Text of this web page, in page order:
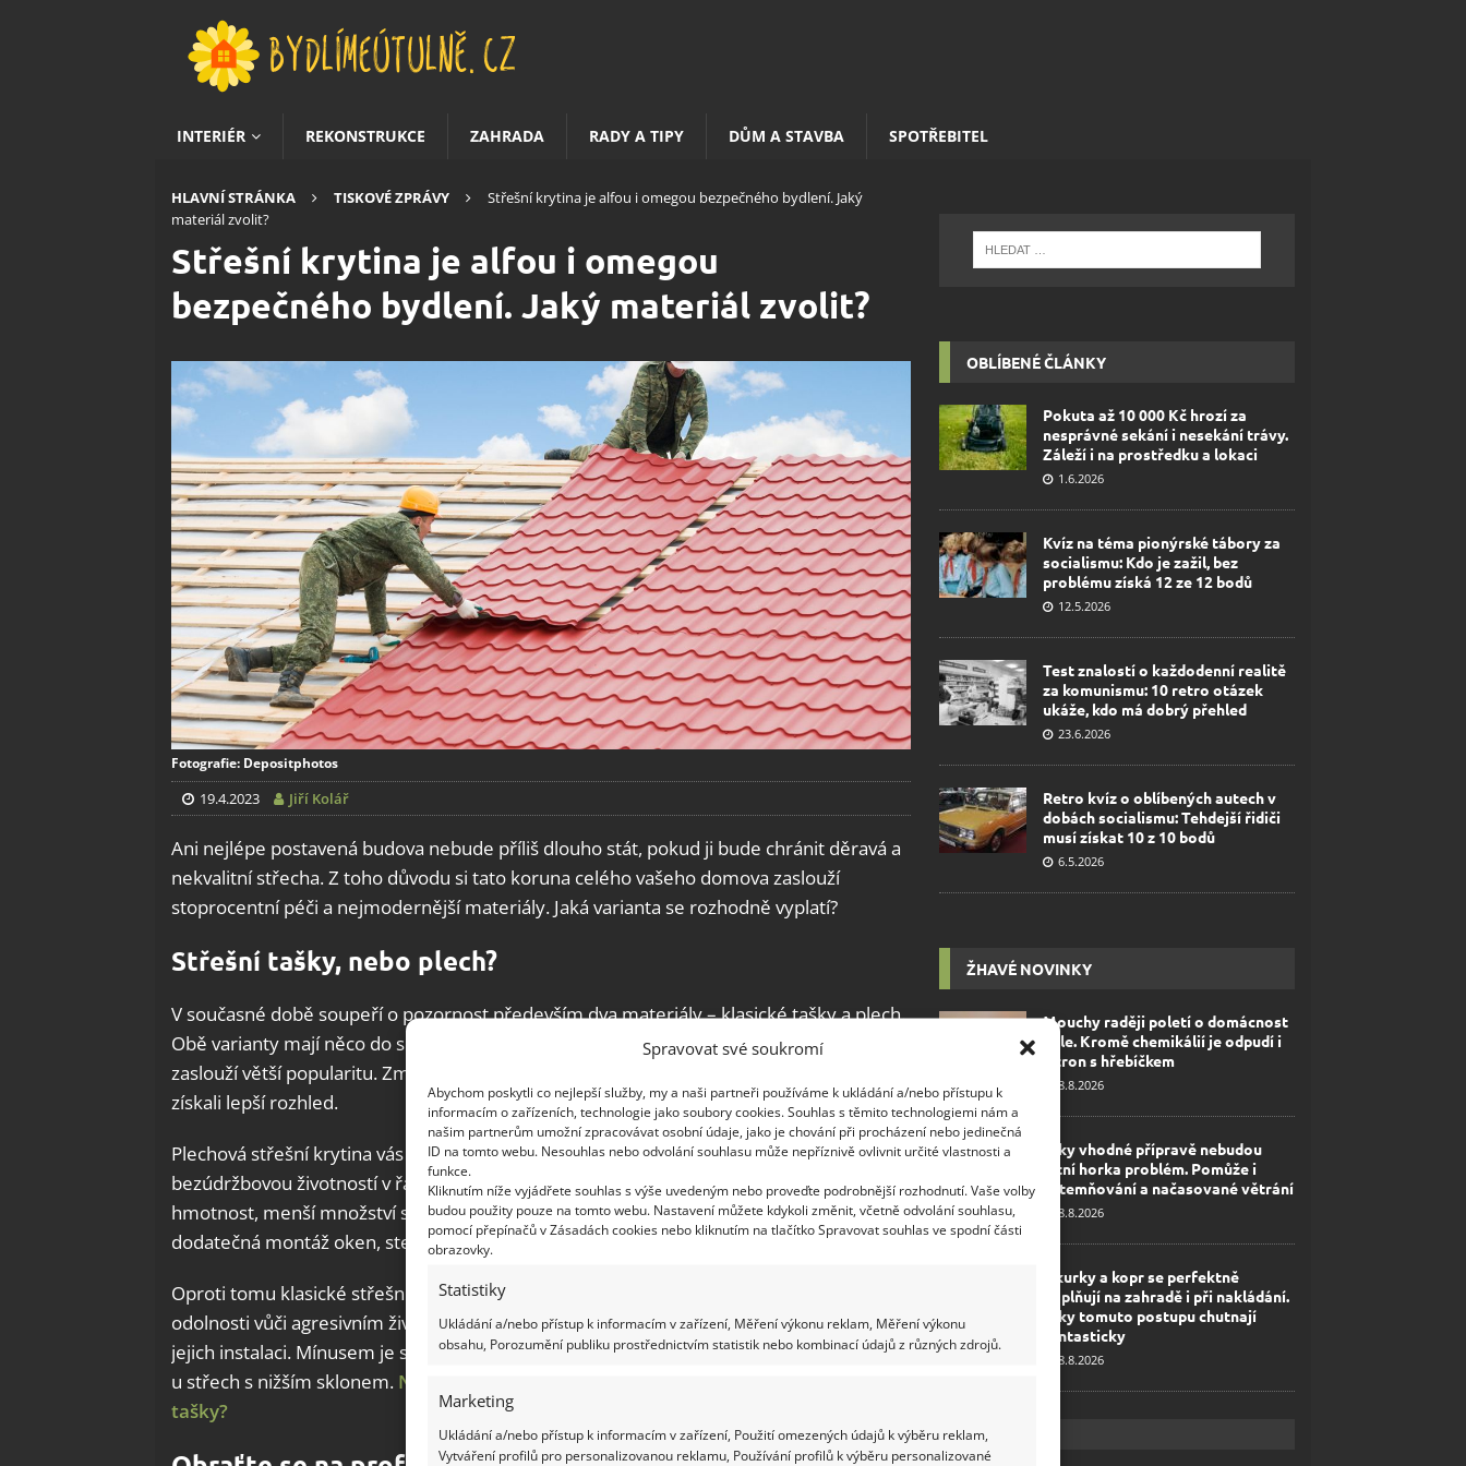
Spravovat své soukromí
Abychom poskytli co nejlepší služby, my a naši partneři používáme k ukládání a/nebo přístupu k
informacím o zařízeních, technologie jako soubory cookies. Souhlas s těmito technologiemi nám a
našim partnerům umožní zpracovávat osobní údaje, jako je chování při procházení nebo jedinečná
ID na tomto webu. Nesouhlas nebo odvolání souhlasu může nepříznivě ovlivnit určité vlastnosti a
funkce.
Kliknutím níže vyjádřete souhlas s výše uvedeným nebo proveďte podrobnější rozhodnutí. Vaše volby
budou použity pouze na tomto webu. Nastavení můžete kdykoli změnit, včetně odvolání souhlasu,
pomocí přepínačů v Zásadách cookies nebo kliknutím na tlačítko Spravovat souhlas ve spodní části
obrazovky.
Statistiky
Ukládání a/nebo přístup k informacím v zařízení, Měření výkonu reklam, Měření výkonu
obsahu, Porozumění publiku prostřednictvím statistik nebo kombinací údajů z různých zdrojů.
Marketing
Ukládání a/nebo přístup k informacím v zařízení, Použití omezených údajů k výběru reklam,
Vytváření profilů pro personalizovanou reklamu, Používání profilů k výběru personalizované
INTERIÉR REKONSTRUKCE ZAHRADA RADY A TIPY DŮM A STAVBA SPOTŘEBITEL
HLAVNÍ STRÁNKA TISKOVÉ ZPRÁVY
Střešní krytina je alfou i omegou bezpečného bydlení. Jaký
materiál zvolit?
Střešní krytina je alfou i omegou
bezpečného bydlení. Jaký materiál zvolit?
Fotografie: Depositphotos
19.4.2023 Jiří Kolář
Ani nejlépe postavená budova nebude příliš dlouho stát, pokud ji bude chránit děravá a
nekvalitní střecha. Z toho důvodu si tato koruna celého vašeho domova zaslouží
stoprocentní péči a nejmodernější materiály. Jaká varianta se rozhodně vyplatí?
Střešní tašky, nebo plech?
V současné době soupeří o pozornost především dva materiály – klasické tašky a plech.
Obě varianty mají něco do sebe, takže opravdu nelze jednoznačně říct, jaká z nich si
zaslouží větší popularitu. Zmíníme však alespoň základní znaky obou provedení, abyste
získali lepší rozhled.
Plechová střešní krytina vás potěší ohromnou mechanickou i chemickou odolností a
bezúdržbovou životností v řádu klidně až sta let. V případě realizace oceníte i lehkou
hmotnost, menší množství spojů a pevnější uchycení. Nevýhodou je obtížnější
dodatečná montáž oken, stejně jako kluzký povrch a sjíždění sněhu v zimních měsících.
Oproti tomu klasické střešní tašky vynikají hlavně v oblasti úspory energií, prodyšnosti a
odolnosti vůči agresivním živlům, přičemž není problém s případnou montáží oken po
jejich instalaci. Mínusem je složitější realizace, větší hmotnost a problematické ukotvení
u střech s nižším sklonem. Na jakou střešní krytinu vsadit – plech, nebo střešní
tašky?
OBLÍBENÉ ČLÁNKY
Pokuta až 10 000 Kč hrozí za
nesprávné sekání i nesekání trávy.
Záleží i na prostředku a lokaci
1.6.2026
Kvíz na téma pionýrské tábory za
socialismu: Kdo je zažil, bez
problému získá 12 ze 12 bodů
12.5.2026
Test znalostí o každodenní realitě
za komunismu: 10 retro otázek
ukáže, kdo má dobrý přehled
23.6.2026
Retro kvíz o oblíbených autech v
dobách socialismu: Tehdejší řidiči
musí získat 10 z 10 bodů
6.5.2026
ŽHAVÉ NOVINKY
Mouchy raději poletí o domácnost
dále. Kromě chemikálií je odpudí i
citron s hřebíčkem
8.8.2026
Díky vhodné přípravě nebudou
letní horka problém. Pomůže i
zatemňování a načasované větrání
8.8.2026
Okurky a kopr se perfektně
doplňují na zahradě i při nakládání.
Díky tomuto postupu chutnají
fantasticky
8.8.2026